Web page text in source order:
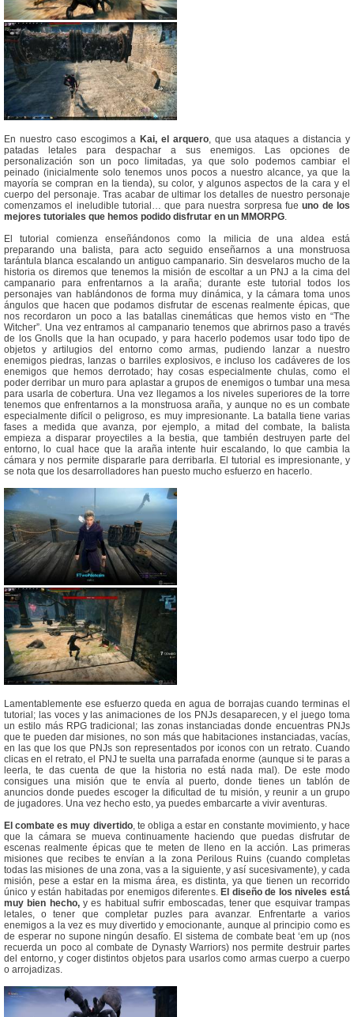
En nuestro caso escogimos aKai, el arquero, que usa ataques a distancia y
patadas letales para despachar a sus enemigos. Las opciones de
personalización son un poco limitadas, ya que solo podemos cambiar el
peinado (inicialmente solo tenemos unos pocos a nuestro alcance, ya que la
mayoría se compran en la tienda), su color, y algunos aspectos de la cara y el
cuerpo del personaje. Tras acabar de ultimar los detalles de nuestro personaje
comenzamos el ineludible tutorial… que para nuestra sorpresa fue uno de los
mejores tutoriales que hemos podido disfrutar en un MMORPG
El tutorial comienza enseñándonos como la milicia de una aldea está
preparando una balista, para acto seguido enseñarnos a una monstruosa
tarántula blanca escalando un antiguo campanario. Sin desvelaros mucho de la
historia os diremos que tenemos la misión de escoltar a un PNJ a la cima del
campanario para enfrentarnos a la araña; durante este tutorial todos los
personajes van hablándonos de forma muy dinámica, y la cámara toma unos
ángulos que hacen que podamos disfrutar de escenas realmente épicas, que
nos recordaron un poco a las batallas cinemáticas que hemos visto en “The
Witcher”. Una vez entramos al campanario tenemos que abrirnos paso a través
de los Gnolls que la han ocupado, y para hacerlo podemos usar todo tipo de
objetos y artilugios del entorno como armas, pudiendo lanzar a nuestro
enemigos piedras, lanzas o barriles explosivos, e incluso los cadáveres de los
enemigos que hemos derrotado; hay cosas especialmente chulas, como el
poder derribar un muro para aplastar a grupos de enemigos o tumbar una mesa
para usarla de cobertura. Una vez llegamos a los niveles superiores de la torre
tenemos que enfrentarnos a la monstruosa araña, y aunque no es un combate
especialmente difícil o peligroso, es muy impresionante. La batalla tiene varias
fases a medida que avanza, por ejemplo, a mitad del combate, la balista
empieza a disparar proyectiles a la bestia, que también destruyen parte del
entorno, lo cual hace que la araña intente huir escalando, lo que cambia la
cámara y nos permite dispararle para derribarla. El tutorial es impresionante, y
se nota que los desarrolladores han puesto mucho esfuerzo en hacerlo.
Lamentablemente ese esfuerzo queda en agua de borrajas cuando terminas el
tutorial; las voces y las animaciones de los PNJs desaparecen, y el juego toma
un estilo más RPG tradicional; las zonas instanciadas donde encuentras PNJs
que te pueden dar misiones, no son más que habitaciones instanciadas, vacías,
en las que los que PNJs son representados por iconos con un retrato. Cuando
clicas en el retrato, el PNJ te suelta una parrafada enorme (aunque si te paras a
leerla, te das cuenta de que la historia no está nada mal). De este modo
consigues una misión que te envía al puerto, donde tienes un tablón de
anuncios donde puedes escoger la dificultad de tu misión, y reunir a un grupo
de jugadores. Una vez hecho esto, ya puedes embarcarte a vivir aventuras.
El combate es muy divertido, te obliga a estar en constante movimiento, y hace
que la cámara se mueva continuamente haciendo que puedas disfrutar de
escenas realmente épicas que te meten de lleno en la acción. Las primeras
misiones que recibes te envían a la zona Perilous Ruins (cuando completas
todas las misiones de una zona, vas a la siguiente, y así sucesivamente), y cada
misión, pese a estar en la misma área, es distinta, ya que tienen un recorrido
único y están habitadas por enemigos diferentes. El diseño de los niveles está
muy bien hecho,y es habitual sufrir emboscadas, tener que esquivar trampas
letales, o tener que completar puzles para avanzar. Enfrentarte a varios
enemigos a la vez es muy divertido y emocionante, aunque al principio como es
de esperar no supone ningún desafío. El sistema de combate beat ‘em up (nos
recuerda un poco al combate de Dynasty Warriors) nos permite destruir partes
del entorno, y coger distintos objetos para usarlos como armas cuerpo a cuerpo
o arrojadizas.